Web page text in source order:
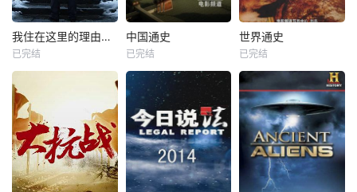
我住在这里的理由第三季
已完结
中国通史
已完结
世界通史
已完结